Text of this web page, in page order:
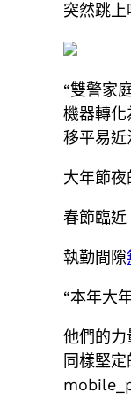
突然跳
“雙警家
機器轉
移平易近
大年節
春節臨
執勤間隙
“本年大
他們的力
同樣堅